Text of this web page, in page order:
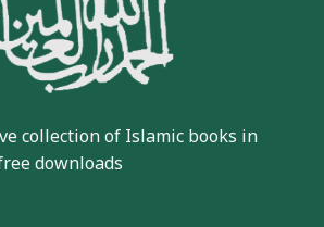
collection of Islamic books in
downloads